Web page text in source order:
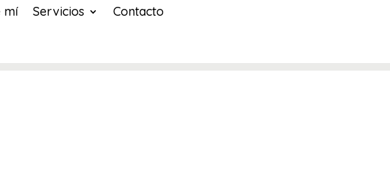
mí Servicios Contacto